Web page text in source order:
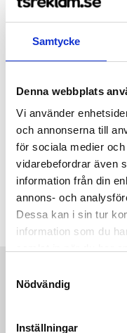
Samtycke
Denna webbplats
Vi använder
och annonserna till
för sociala medier
vidarebefordrar även
information från din
annons- och
Dessa kan i sin tur
information som du
Nödvändig
Inställningar
Beachflag Large höjd
Komplett set med:
beachflagga, mast,
transportväska.
fr. 1 495,00 kr exkl moms
När kan man
Beachflaggor används
Beachflaggor är lätta